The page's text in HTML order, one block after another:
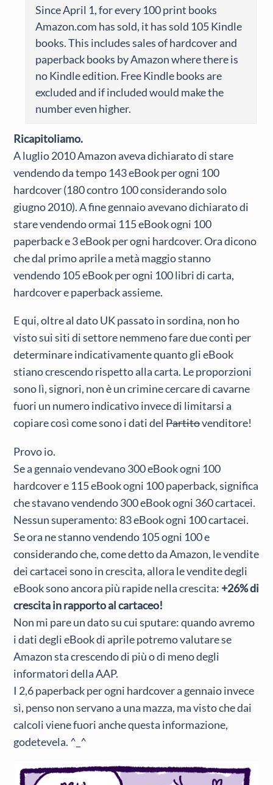
Since April 1, for every 100 print books
Amazon.com has sold, it has sold 105 Kindle
books. This includes sales of hardcover and
paperback books by Amazon where there is
no Kindle edition. Free Kindle books are
excluded and if included would make the
number even higher.
Ricapitoliamo.
A luglio 2010 Amazon aveva dichiarato di stare
vendendo da tempo 143 eBook per ogni 100
hardcover (180 contro 100 considerando solo
giugno 2010). A fine gennaio avevano dichiarato di
stare vendendo ormai 115 eBook ogni 100
paperback e 3 eBook per ogni hardcover. Ora dicono
che dal primo aprile a metà maggio stanno
vendendo 105 eBook per ogni 100 libri di carta,
hardcover e paperback assieme.
E qui, oltre al dato UK passato in sordina, non ho
visto sui siti di settore nemmeno fare due conti per
determinare indicativamente quanto gli eBook
stiano crescendo rispetto alla carta. Le proporzioni
sono lì, signori, non è un crimine cercare di cavarne
fuori un numero indicativo invece di limitarsi a
copiare così come sono i dati delPartitovenditore!
Provo io.
Se a gennaio vendevano 300 eBook ogni 100
hardcover e 115 eBook ogni 100 paperback, significa
che stavano vendendo 300 eBook ogni 360 cartacei.
Nessun superamento: 83 eBook ogni 100 cartacei.
Se ora ne stanno vendendo 105 ogni 100 e
considerando che, come detto da Amazon, le vendite
dei cartacei sono in crescita, allora le vendite degli
eBook sono ancora più rapide nella crescita: +26% di
crescita in rapporto al cartaceo!
Non mi pare un dato su cui sputare: quando avremo
i dati degli eBook di aprile potremo valutare se
Amazon sta crescendo di più o di meno degli
informatori della AAP.
I 2,6 paperback per ogni hardcover a gennaio invece
sì, penso non servano a una mazza, ma visto che dai
calcoli viene fuori anche questa informazione,
godetevela. ^_^